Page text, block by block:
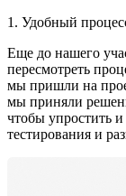
1. Удобный
Еще до нашего
пересмотреть
мы пришли на
мы приняли
чтобы упростить и
тестирования и